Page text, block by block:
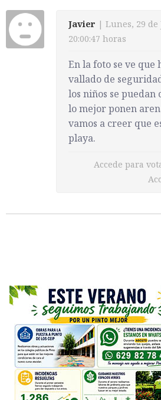
Javier | Lunes, 29 de
20:00:47 horas
En la foto se ve que
vallado de
los niños se puedan
lo mejor ponen
vamos a creer que
playa.
Accede para